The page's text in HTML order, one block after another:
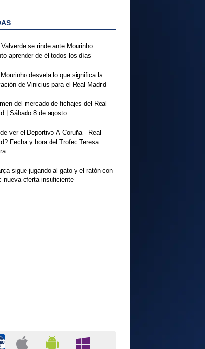
Valverde se rinde ante Mourinho:
aprender de él todos los días”
desvela lo que significa la
de Vinicius para el Real Madrid
del mercado de fichajes del Real
| Sábado 8 de agosto
ver el Deportivo A Coruña - Real
Fecha y hora del Trofeo Teresa
sigue jugando al gato y el ratón con
nueva oferta insuficiente